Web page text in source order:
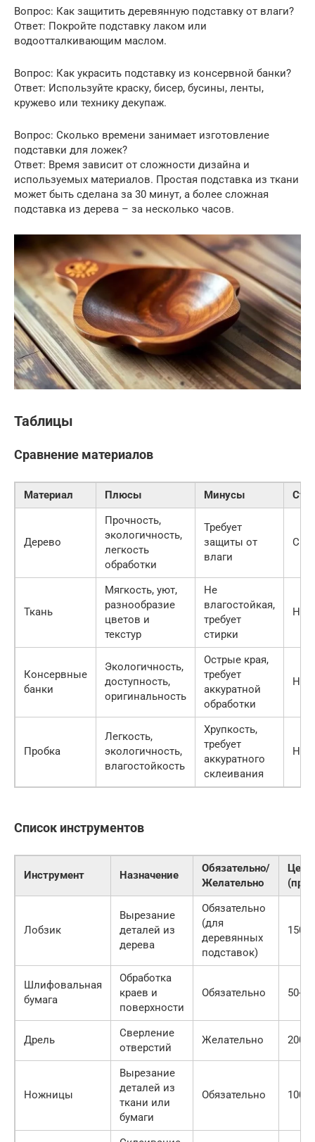
Вопрос: Как защитить деревянную подставку от влаги?
Ответ: Покройте подставку лаком или
водоотталкивающим маслом.
Вопрос: Как украсить подставку из консервной банки?
Ответ: Используйте краску, бисер, бусины, ленты,
кружево или технику декупаж.
Вопрос: Сколько времени занимает изготовление
подставки для ложек?
Ответ: Время зависит от сложности дизайна и
используемых материалов. Простая подставка из ткани
может быть сделана за 30 минут, а более сложная
подставка из дерева – за несколько часов.
Таблицы
Сравнение материалов
Материал Плюсы Минусы
Дерево
Прочность,
экологичность,
легкость
обработки
Требует
защиты от
влаги
Ткань
Мягкость, уют,
разнообразие
цветов и
текстур
Не
влагостойкая,
требует
стирки
Консервные
банки
Экологичность,
доступность,
оригинальность
Острые края,
требует
аккуратной
обработки
Пробка
Легкость,
экологичность,
влагостойкость
Хрупкость,
требует
аккуратного
склеивания
Список инструментов
Инструмент Назначение
Обязательно/
Желательно
Цена
Лобзик
Вырезание
деталей из
дерева
Обязательно
(для
деревянных
подставок)
Шлифовальная
бумага
Обработка
краев и
поверхности
Обязательно 50-
Дрель
Сверление
отверстий
Желательно
Ножницы
Вырезание
деталей из
ткани или
бумаги
Обязательно 100-